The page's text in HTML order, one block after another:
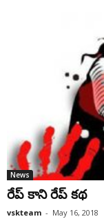
News
రేప్‌ కాని రేప్‌ కథ
vskteam - May 16, 2018